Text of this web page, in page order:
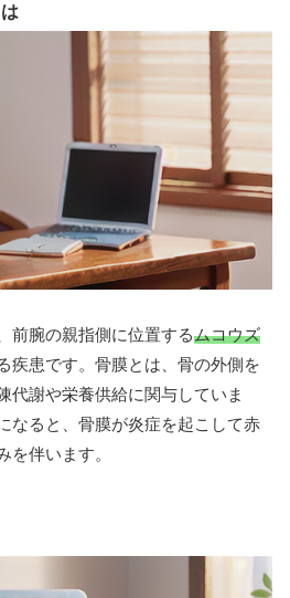
前腕の親指側に位置するムコウズ
疾患です。骨膜とは、骨の外側を
代謝や栄養供給に関与していま
なると、骨膜が炎症を起こして赤
を伴います。